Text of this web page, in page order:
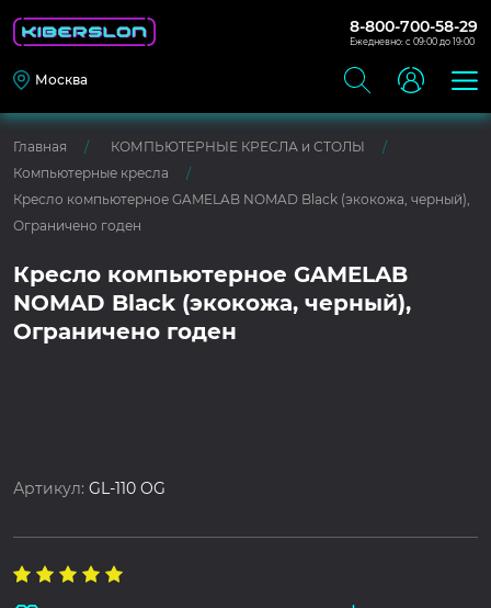
8-800-700-58-29
Ежедневно: с 09:00 до 19:00
Москва
Главная
КОМПЬЮТЕРНЫЕ КРЕСЛА и СТОЛЫ
Компьютерные кресла
Кресло компьютерное GAMELAB NOMAD Black (экокожа, черный),
Ограничено годен
Кресло компьютерное GAMELAB
NOMAD Black (экокожа, черный),
Ограничено годен
Артикул:GL-110 OG